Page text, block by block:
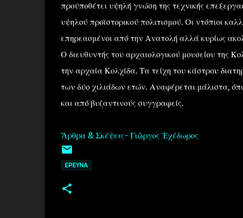
προϋποθέτει υψηλή γνώση της τεχνικής
υψηλού προϊστορικού πολιτισμού. Οι ντόπιοι
επηρεασμένοι από την Ανατολή αλλά κυρίως
Ο διευθυντής του αρχαιολογικού μουσείου της
την αρχαία Κολχίδα. Τα τείχη του κάστρου
των δύο χιλιάδων ετών. Αναφέρεται μάλιστα,
και από βυζαντινούς συγγραφείς.
Ἂρθρα & Σκέψεις- Γιῶργος Ἐχέδωρος
EΡΕΥΝΑ